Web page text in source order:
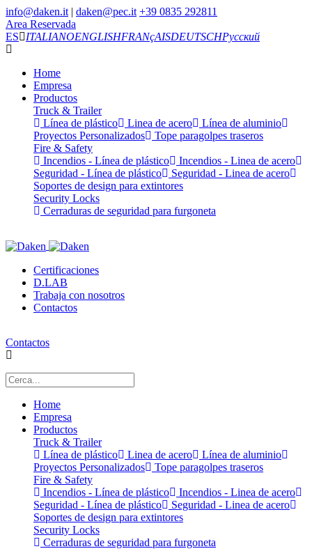
info@daken.it | daken@pec.it +39 0835 292811
Area Reservada
ES
ITALIANOENGLISHFRANçAISDEUTSCHРусский
Home
Empresa
Productos
Truck & Trailer
Línea de plástico
Linea de acero
Línea de aluminio
Proyectos Personalizados
Tope paragolpes traseros
Fire & Safety
Incendios - Línea de plástico
Incendios - Linea de acero
Seguridad - Línea de plástico
Seguridad - Linea de acero
Soportes de design para extintores
Security Locks
Cerraduras de seguridad para furgoneta
Certificaciones
D.LAB
Trabaja con nosotros
Contactos
Contactos
Home
Empresa
Productos
Truck & Trailer
Línea de plástico
Linea de acero
Línea de aluminio
Proyectos Personalizados
Tope paragolpes traseros
Fire & Safety
Incendios - Línea de plástico
Incendios - Linea de acero
Seguridad - Línea de plástico
Seguridad - Linea de acero
Soportes de design para extintores
Security Locks
Cerraduras de seguridad para furgoneta